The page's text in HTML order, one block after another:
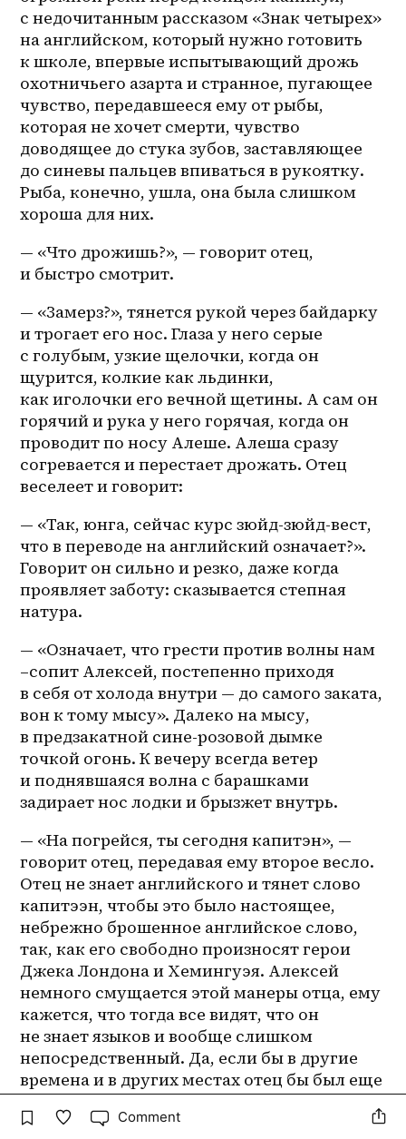
с недочитанным рассказом «Знак четырех»
на английском, который нужно готовить
к школе, впервые испытывающий дрожь
охотничьего азарта и странное, пугающее
чувство, передавшееся ему от рыбы,
которая не хочет смерти, чувство
доводящее до стука зубов, заставляющее
до синевы пальцев впиваться в рукоятку.
Рыба, конечно, ушла, она была слишком
хороша для них.
— «Что дрожишь?», — говорит отец,
и быстро смотрит.
— «Замерз?», тянется рукой через байдарку
и трогает его нос. Глаза у него серые
с голубым, узкие щелочки, когда он
щурится, колкие как льдинки,
как иголочки его вечной щетины. А сам он
горячий и рука у него горячая, когда он
проводит по носу Алеше. Алеша сразу
согревается и перестает дрожать. Отец
веселеет и говорит:
— «Так, юнга, сейчас курс зюйд-зюйд-вест,
что в переводе на английский означает?».
Говорит он сильно и резко, даже когда
проявляет заботу: сказывается степная
натура.
— «Означает, что грести против волны нам
–сопит Алексей, постепенно приходя
в себя от холода внутри — до самого заката,
вон к тому мысу». Далеко на мысу,
в предзакатной сине-розовой дымке
точкой огонь. К вечеру всегда ветер
и поднявшаяся волна с барашками
задирает нос лодки и брызжет внутрь.
— «На погрейся, ты сегодня капитэн», —
говорит отец, передавая ему второе весло.
Отец не знает английского и тянет слово
капитээн, чтобы это было настоящее,
небрежно брошенное английское слово,
так, как его свободно произносят герои
Джека Лондона и Хемингуэя. Алексей
немного смущается этой манеры отца, ему
кажется, что тогда все видят, что он
не знает языков и вообще слишком
непосредственный. Да, если бы в другие
времена и в других местах отец бы был еще
тем «капитээном», Флорида, «Пилар»,
подвиньтесь. Прошлое приходило откуда-
Comment